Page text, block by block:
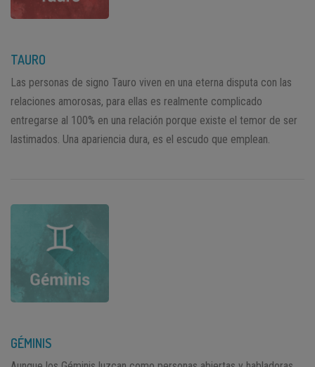
TAURO
Las personas de signo Tauro viven en una eterna disputa con las
relaciones amorosas, para ellas es realmente complicado
entregarse al 100% en una relación porque existe el temor de ser
lastimados. Una apariencia dura, es el escudo que emplean.
GÉMINIS